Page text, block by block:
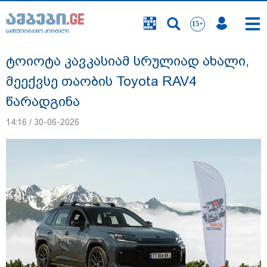
საინფორმაციო პორტალი
"ქალაქი დავთმე, მაგრამ ქალურობა -
არა. ვერ იჯერებენ ფერმერი თუ ვარ" -
როგორ ცხოვრობს ახალგაზრდა ქალი,
რომელიც ქალაქიდან სოფლად გადავიდა
საინფორმაციო პორტალი
ტოიოტა კავკასიამ სრულიად ახალი,
მეექვსე თაობის Toyota RAV4
წარადგინა
14:16 / 30-06-2026